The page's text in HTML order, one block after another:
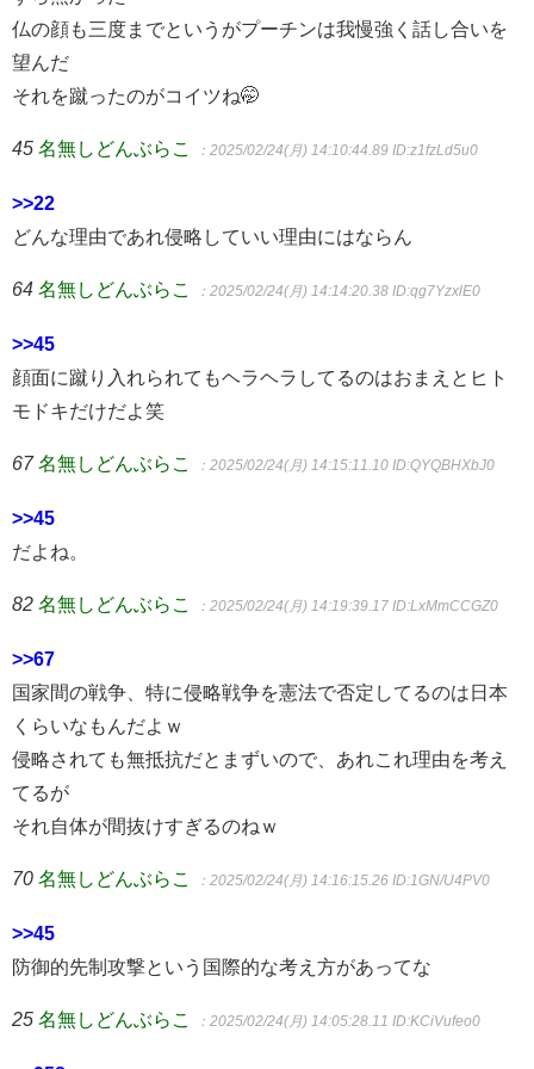
仏の顔も三度までというがプーチンは我慢強く話し合いを
望んだ
それを蹴ったのがコイツね🤭
45 名無しどんぶらこ ：2025/02/24(月) 14:10:44.89 ID:z1fzLd5u0
>>22
どんな理由であれ侵略していい理由にはならん
64 名無しどんぶらこ ：2025/02/24(月) 14:14:20.38 ID:qg7YzxlE0
>>45
顔面に蹴り入れられてもヘラヘラしてるのはおまえとヒト
モドキだけだよ笑
67 名無しどんぶらこ ：2025/02/24(月) 14:15:11.10 ID:QYQBHXbJ0
>>45
だよね。
82 名無しどんぶらこ ：2025/02/24(月) 14:19:39.17 ID:LxMmCCGZ0
>>67
国家間の戦争、特に侵略戦争を憲法で否定してるのは日本
くらいなもんだよｗ
侵略されても無抵抗だとまずいので、あれこれ理由を考え
てるが
それ自体が間抜けすぎるのねｗ
70 名無しどんぶらこ ：2025/02/24(月) 14:16:15.26 ID:1GN/U4PV0
>>45
防御的先制攻撃という国際的な考え方があってな
25 名無しどんぶらこ ：2025/02/24(月) 14:05:28.11 ID:KCiVufeo0